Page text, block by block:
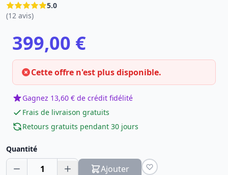
5.0
(12 avis)
399,00 €
Cette offre n'est plus disponible.
Gagnez 13,60 € de crédit fidélité
Frais de livraison gratuits
Retours gratuits pendant 30 jours
Quantité
1 Ajouter